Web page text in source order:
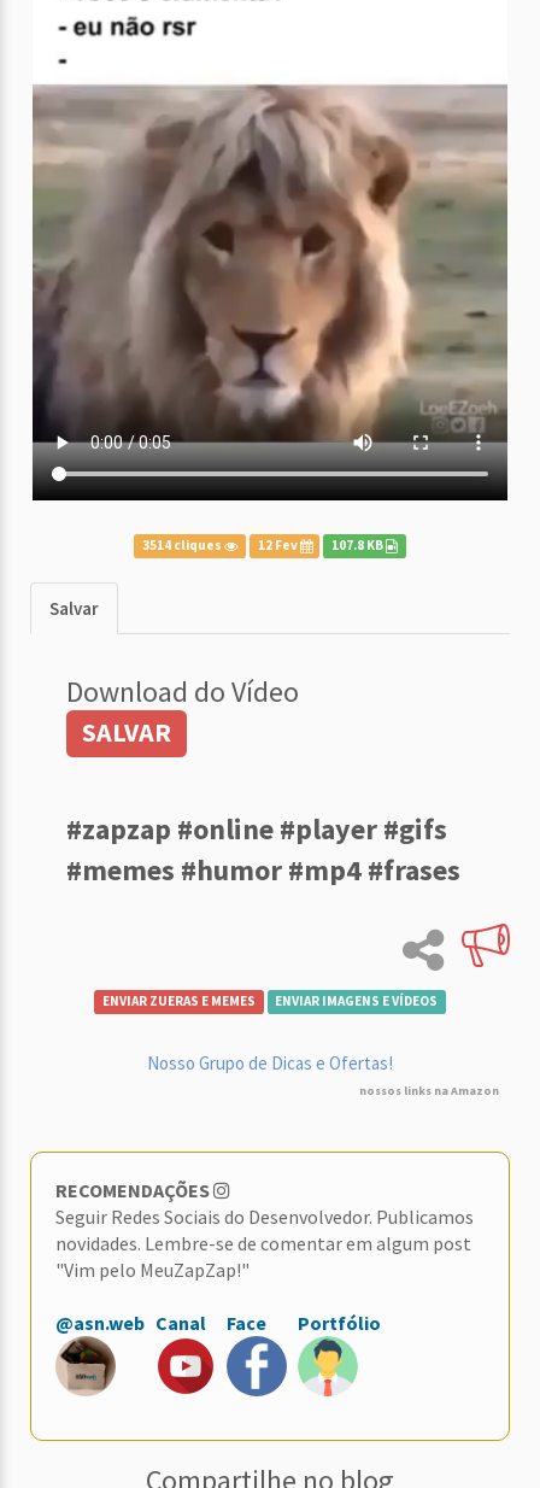
3514 cliques 12 Fev 107.8 KB
Salvar
Download do Vídeo
SALVAR
#zapzap #online #player #gifs
#memes #humor #mp4 #frases
ENVIAR ZUERAS E MEMES ENVIAR IMAGENS E VÍDEOS
Nosso Grupo de Dicas e Ofertas!
nossos links na Amazon
RECOMENDAÇÕES
Seguir Redes Sociais do Desenvolvedor. Publicamos
novidades. Lembre-se de comentar em algum post
"Vim pelo MeuZapZap!"
@asn.web Canal Face Portfólio
Compartilhe no blog